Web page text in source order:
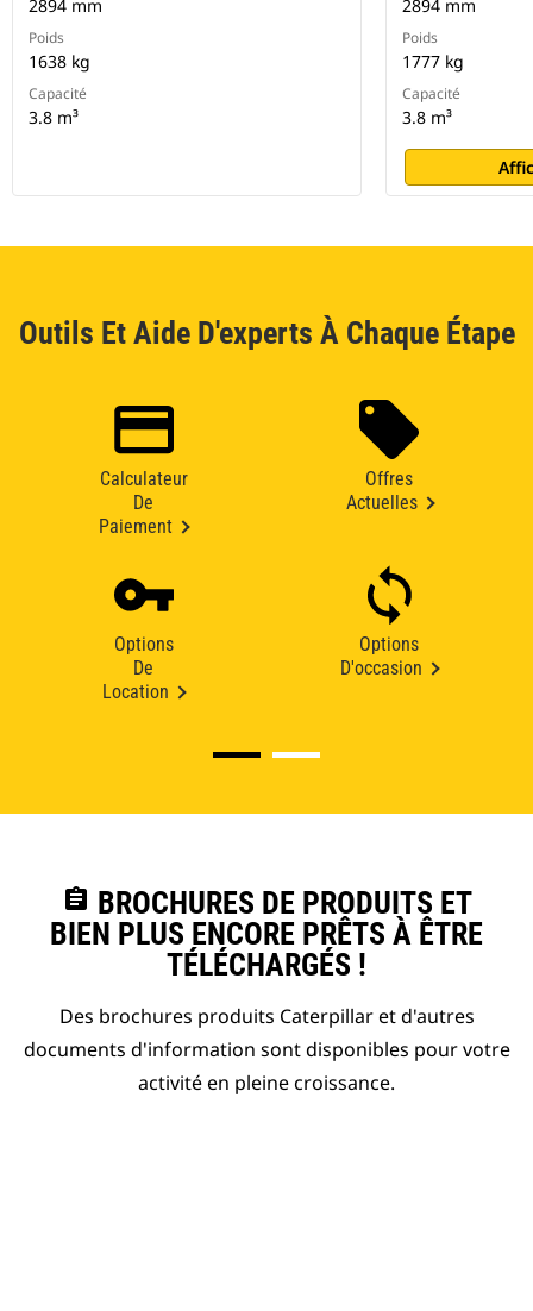
2894 mm
Poids
1638 kg
Capacité
3.8 m³
2894 mm
Poids
1777 kg
Capacité
3.8 m³
Outils Et Aide D'experts À Chaque Étape
Calculateur
De
Paiement
Offres
Actuelles
Options
De
Location
Options
D'occasion
assignment BROCHURES DE PRODUITS ET
BIEN PLUS ENCORE PRÊTS À ÊTRE
TÉLÉCHARGÉS !
Des brochures produits Caterpillar et d'autres
documents d'information sont disponibles pour votre
activité en pleine croissance.